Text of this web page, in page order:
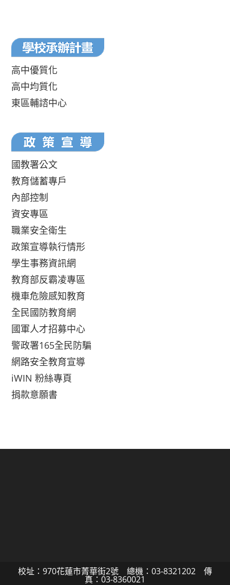
高中優質化
高中均質化
東區輔諮中心
國教署公文
教育儲蓄專戶
內部控制
資安專區
職業安全衛生
政策宣導執行情形
學生事務資訊網
教育部反霸凌專區
機車危險感知教育
全民國防教育網
國軍人才招募中心
警政署165全民防騙
網路安全教育宣導
iWIN 粉絲專頁
捐款意願書
校址：970花蓮市菁華街2號 總機：03-8321202 傳
真：03-8360021